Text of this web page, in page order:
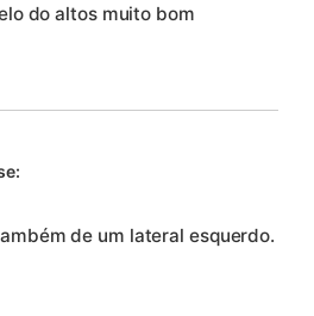
do altos muito bom
de um lateral esquerdo.